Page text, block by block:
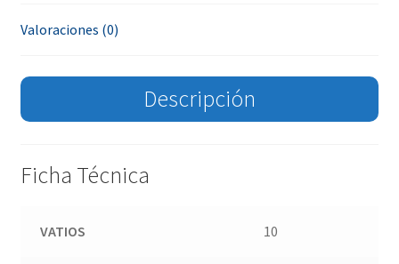
Valoraciones (0)
Descripción
Ficha Técnica
VATIOS 10